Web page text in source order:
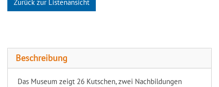
Zurück zur Listenansicht
Beschreibung
Das Museum zeigt 26 Kutschen, zwei Nachbildungen